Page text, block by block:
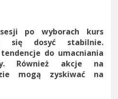
po wyborach kurs
się dosyć stabilnie.
do umacniania
Również akcje na
mogą zyskiwać na